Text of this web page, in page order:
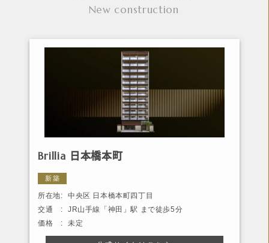
New construction
Brillia 日本橋本町
新築
所在地:
中央区 日本橋本町四丁目
交通 :
JR山手線「神田」駅 まで徒歩5分
価格 :
未定